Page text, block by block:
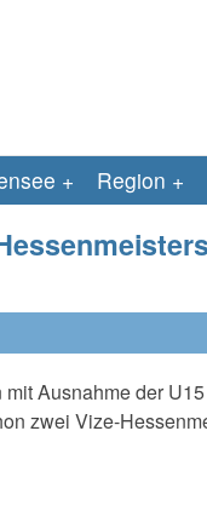
Region
Ausnahme der
zwei Vize-